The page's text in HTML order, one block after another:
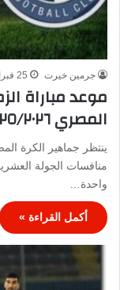
جرمين خيرت 25 فبراير، 2026
موعد مباراة
المصري ٢٠٢٥/٢٠٢٦
ينتظر جماهير الكرة
منافسات الجولة
واحدة…
أكمل القراءة »